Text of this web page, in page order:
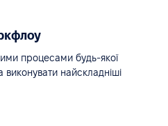
процесами будь-якої
виконувати найскладніші